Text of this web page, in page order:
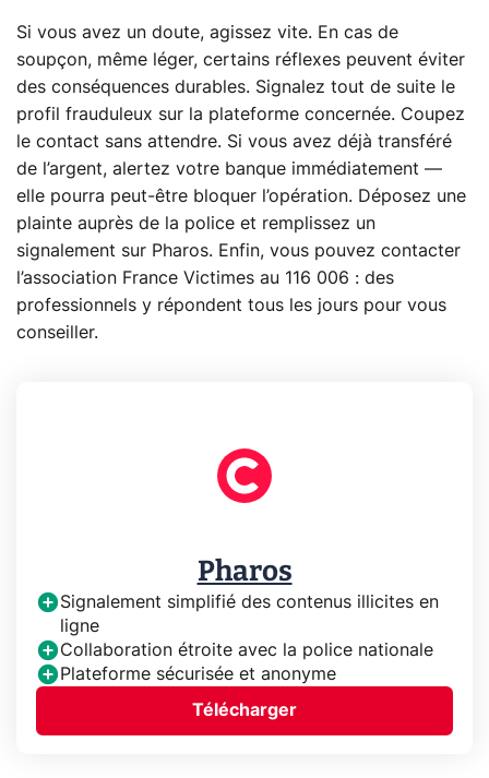
Si vous avez un doute, agissez vite. En cas de
soupçon, même léger, certains réflexes peuvent éviter
des conséquences durables. Signalez tout de suite le
profil frauduleux sur la plateforme concernée. Coupez
le contact sans attendre. Si vous avez déjà transféré
de l’argent, alertez votre banque immédiatement —
elle pourra peut-être bloquer l’opération. Déposez une
plainte auprès de la police et remplissez un
signalement sur Pharos. Enfin, vous pouvez contacter
l’association France Victimes au 116 006 : des
professionnels y répondent tous les jours pour vous
conseiller.
Pharos
Signalement simplifié des contenus illicites en
ligne
Collaboration étroite avec la police nationale
Plateforme sécurisée et anonyme
Télécharger